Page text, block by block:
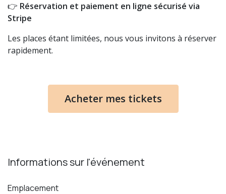
👉 Réservation et paiement en ligne sécurisé via
Stripe
Les places étant limitées, nous vous invitons à réserver
rapidement.
Acheter mes tickets
Informations sur l'événement
Emplacement